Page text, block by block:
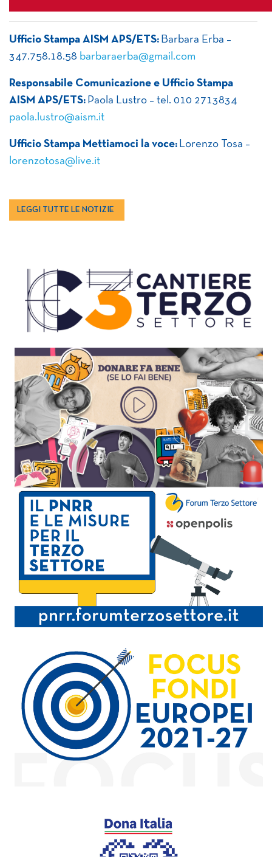
Ufficio Stampa AISM APS/ETS: Barbara Erba –
347.758.18.58 barbaraerba@gmail.com
Responsabile Comunicazione e Ufficio Stampa
AISM APS/ETS: Paola Lustro – tel. 010 2713834
paola.lustro@aism.it
Ufficio Stampa Mettiamoci la voce: Lorenzo Tosa –
lorenzotosa@live.it
LEGGI TUTTE LE NOTIZIE